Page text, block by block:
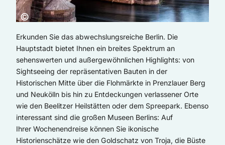
Copyright:
©
Erkunden Sie das abwechslungsreiche Berlin. Die
Hauptstadt bietet Ihnen ein breites Spektrum an
sehenswerten und außergewöhnlichen Highlights: von
Sightseeing der repräsentativen Bauten in der
Historischen Mitte über die Flohmärkte in Prenzlauer Berg
und Neukölln bis hin zu Entdeckungen verlassener Orte
wie den Beelitzer Heilstätten oder dem Spreepark. Ebenso
interessant sind die großen Museen Berlins: Auf
Ihrer Wochenendreise können Sie ikonische
Historienschätze wie den Goldschatz von Troja, die Büste